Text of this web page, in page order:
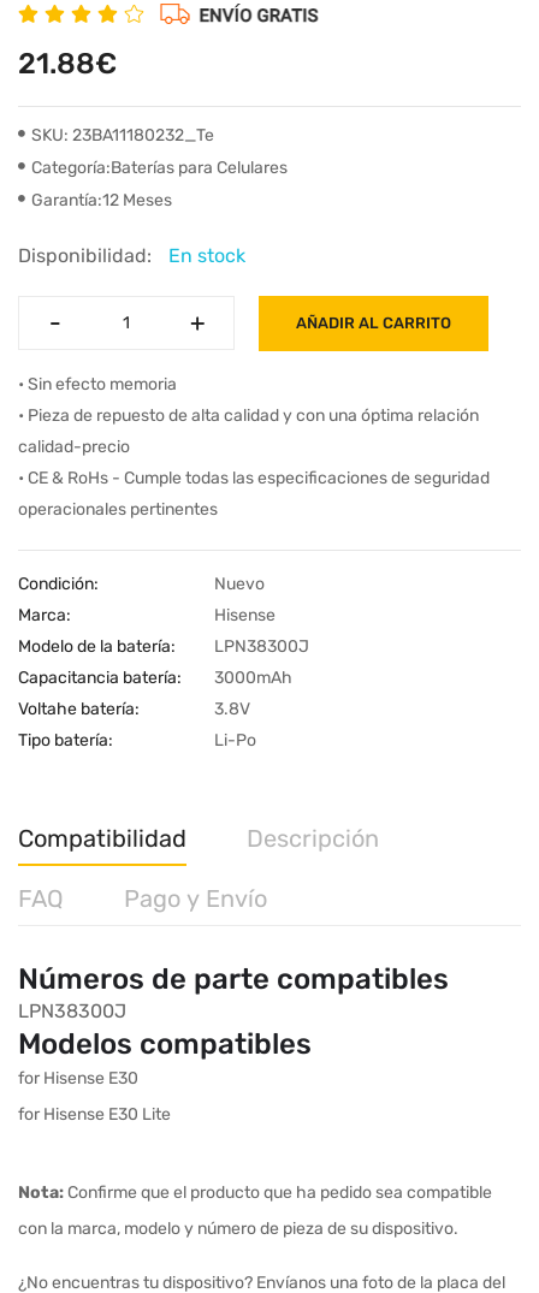
21.88€
SKU: 23BA11180232_Te
Categoría:Baterías para Celulares
Garantía:12 Meses
Disponibilidad: En stock
- +
- + AÑADIR AL CARRITO
• Sin efecto memoria
• Pieza de repuesto de alta calidad y con una óptima relación
calidad-precio
• CE & RoHs - Cumple todas las especificaciones de seguridad
operacionales pertinentes
Condición:
Nuevo
Marca:
Hisense
Modelo de la batería:
LPN38300J
Capacitancia batería:
3000mAh
Voltahe batería:
3.8V
Tipo batería:
Li-Po
Compatibilidad Descripción
FAQ Pago y Envío
Números de parte compatibles
LPN38300J
Modelos compatibles
for Hisense E30
for Hisense E30 Lite
Nota:Confirme que el producto que ha pedido sea compatible
con la marca, modelo y número de pieza de su dispositivo.
¿No encuentras tu dispositivo? Envíanos una foto de la placa del